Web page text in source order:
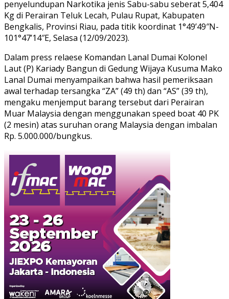
penyelundupan Narkotika jenis Sabu-sabu seberat 5,404
Kg di Perairan Teluk Lecah, Pulau Rupat, Kabupaten
Bengkalis, Provinsi Riau, pada titik koordinat 1°49’49″N-
101°47’14″E, Selasa (12/09/2023).
Dalam press relaese Komandan Lanal Dumai Kolonel
Laut (P) Kariady Bangun di Gedung Wijaya Kusuma Mako
Lanal Dumai menyampaikan bahwa hasil pemeriksaan
awal terhadap tersangka “ZA” (49 th) dan “AS” (39 th),
mengaku menjemput barang tersebut dari Perairan
Muar Malaysia dengan menggunakan speed boat 40 PK
(2 mesin) atas suruhan orang Malaysia dengan imbalan
Rp. 5.000.000/bungkus.